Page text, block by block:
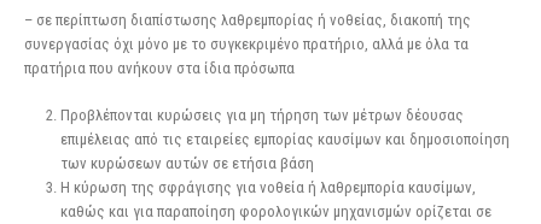
– σε περίπτωση διαπίστωσης λαθρεμπορίας ή νοθείας, διακοπή της
συνεργασίας όχι μόνο με το συγκεκριμένο πρατήριο, αλλά με όλα τα
πρατήρια που ανήκουν στα ίδια πρόσωπα
Προβλέπονται κυρώσεις για μη τήρηση των μέτρων δέουσας
επιμέλειας από τις εταιρείες εμπορίας καυσίμων και δημοσιοποίηση
των κυρώσεων αυτών σε ετήσια βάση
Η κύρωση της σφράγισης για νοθεία ή λαθρεμπορία καυσίμων,
καθώς και για παραποίηση φορολογικών μηχανισμών ορίζεται σε